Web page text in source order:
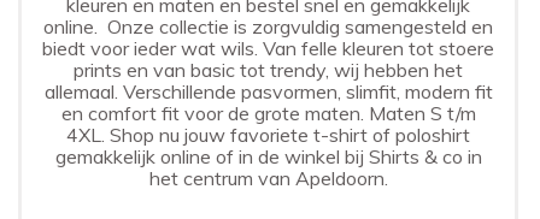
kleuren en maten en bestel snel en gemakkelijk
online. Onze collectie is zorgvuldig samengesteld en
biedt voor ieder wat wils. Van felle kleuren tot stoere
prints en van basic tot trendy, wij hebben het
allemaal. Verschillende pasvormen, slimfit, modern fit
en comfort fit voor de grote maten. Maten S t/m
4XL. Shop nu jouw favoriete t-shirt of poloshirt
gemakkelijk online of in de winkel bij Shirts & co in
het centrum van Apeldoorn.